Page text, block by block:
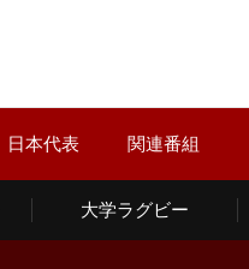
日本代表 関連番組
大学ラグビー